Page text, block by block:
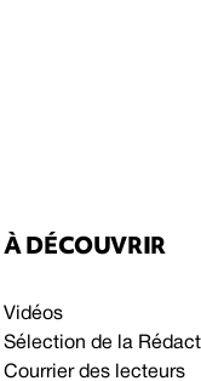
À DÉCOUVRIR
Vidéos
Sélection de la
Courrier des lecteurs